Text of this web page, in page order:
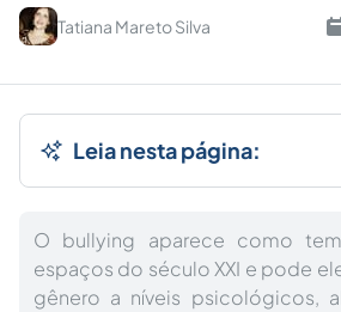
Tatiana Mareto Silva
Leia nesta página:
O bullying aparece como
espaços do século XXI e pode
gênero a níveis psicológicos,